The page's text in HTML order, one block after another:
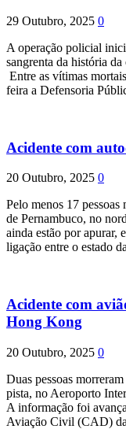
29 Outubro, 2025 0
A operação policial
sangrenta da história
Entre as vítimas
feira a Defensoria
Acidente com
20 Outubro, 2025 0
Pelo menos 17
de Pernambuco, no
ainda estão por apurar,
ligação entre o estado
Acidente com
Hong Kong
20 Outubro, 2025 0
Duas pessoas
pista, no Aeroporto
A informação foi
Aviação Civil (CAD)